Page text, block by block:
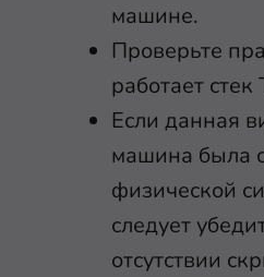
машине.
Проверьте
работает стек
Если данная
машина была
физической
следует
отсутствии